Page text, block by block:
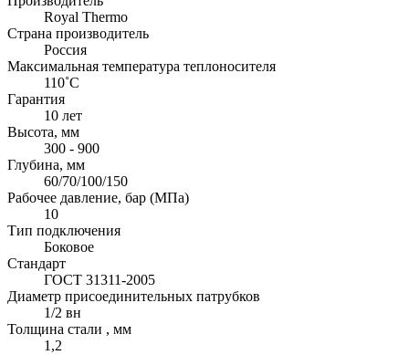
Royal Thermo
Страна производитель
Россия
Максимальная температура теплоносителя
110˚C
Гарантия
10 лет
Высота, мм
300 - 900
Глубина, мм
60/70/100/150
Рабочее давление, бар (МПа)
10
Тип подключения
Боковое
Стандарт
ГОСТ 31311-2005
Диаметр присоединительных патрубков
1/2 вн
Толщина стали , мм
1,2